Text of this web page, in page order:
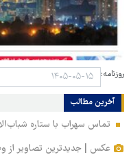
روزنامه:
آخرین مطالب
تماس سهراب با ستاره
عکس | جدیدترین تصاویر از